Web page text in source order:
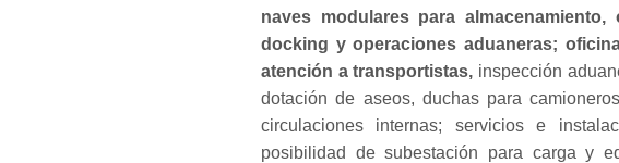
naves modulares para
docking y operaciones aduaneras;
atención a transportistas, inspección
dotación de aseos, duchas para
circulaciones internas; servicios e
posibilidad de subestación para carga y